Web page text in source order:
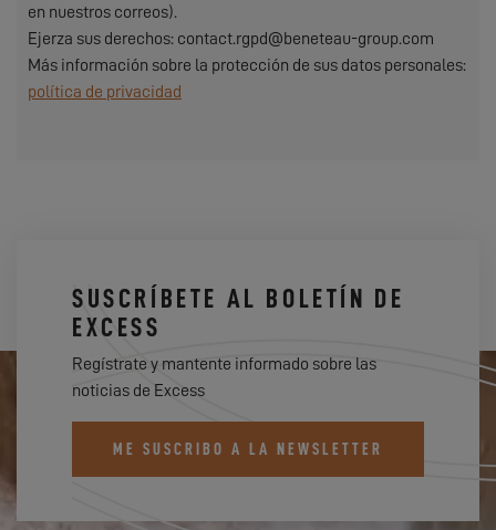
en nuestros correos).
Ejerza sus derechos: contact.rgpd@beneteau-group.com
Más información sobre la protección de sus datos personales:
política de privacidad
SUSCRÍBETE AL BOLETÍN DE
EXCESS
Regístrate y mantente informado sobre las
noticias de Excess
ME SUSCRIBO A LA NEWSLETTER